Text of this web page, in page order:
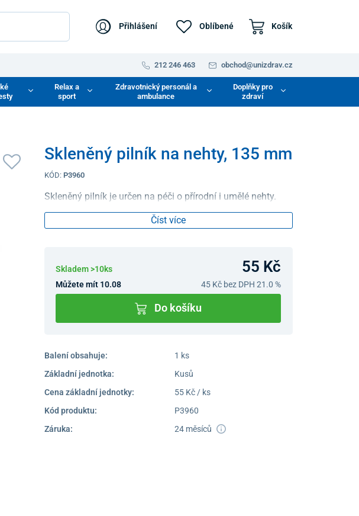
Přihlášení Oblíbené Košík
212 246 463 obchod@unizdrav.cz
Relax a
sport
Zdravotnický personál a
ambulance
Doplňky pro
zdraví
Skleněný pilník na nehty, 135 mm
KÓD: P3960
Skleněný pilník je určen na péči o přírodní i umělé nehty.
Číst více
Skladem >10ks 55 Kč
Můžete mít 10.08 45 Kčbez DPH 21.0 %
Do košíku
Balení obsahuje:
1 ks
Základní jednotka:
Kusů
Cena základní jednotky:
55 Kč / ks
Kód produktu:
P3960
Záruka:
24 měsíců